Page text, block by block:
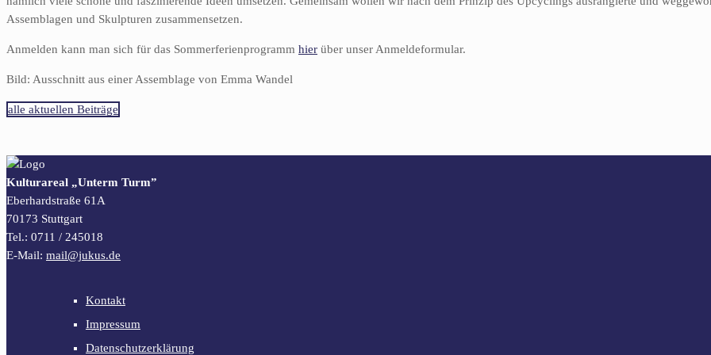
Assemblagen und Skulpturen zusammensetzen.
Anmelden kann man sich für das Sommerferienprogramm hier über unser Anmeldeformular.
Bild: Ausschnitt aus einer Assemblage von Emma Wandel
alle aktuellen Beiträge
Kulturareal „Unterm Turm”
Eberhardstraße 61A
70173 Stuttgart
Tel.: 0711 / 245018
E-Mail: mail@jukus.de
Kontakt
Impressum
Datenschutzerklärung